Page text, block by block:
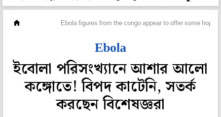
Ebola figures from the congo appear to offer some hope
Ebola
ইবোলা পরিসংখ্যানে আশার আলো
কঙ্গোতে! বিপদ কাটেনি, সতর্ক
করছেন বিশেষজ্ঞরা